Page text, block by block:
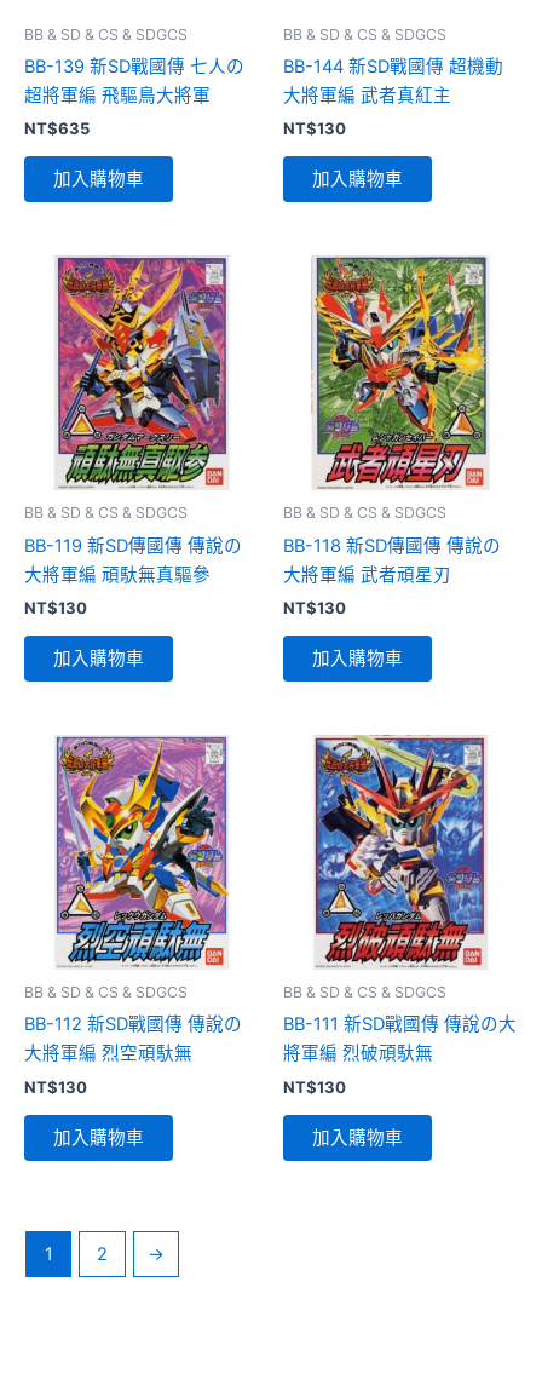
BB & SD & CS & SDGCS
BB-139 新SD戰國傳 七人の
超將軍編 飛驅鳥大將軍
NT$635
加入購物車
BB & SD & CS & SDGCS
BB-144 新SD戰國傳 超機動
大將軍編 武者真紅主
NT$130
加入購物車
BB & SD & CS & SDGCS
BB-119 新SD傳國傳 傳說の
大將軍編 頑馱無真驅參
NT$130
加入購物車
BB & SD & CS & SDGCS
BB-118 新SD傳國傳 傳說の
大將軍編 武者頑星刃
NT$130
加入購物車
BB & SD & CS & SDGCS
BB-112 新SD戰國傳 傳說の
大將軍編 烈空頑馱無
NT$130
加入購物車
BB & SD & CS & SDGCS
BB-111 新SD戰國傳 傳說の大
將軍編 烈破頑馱無
NT$130
加入購物車
1 2 →